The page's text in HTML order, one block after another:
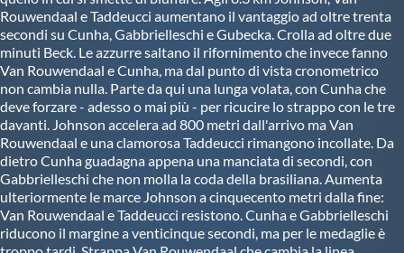
Rouwendaal e Taddeucci aumentano il vantaggio ad oltre trenta
secondi su Cunha, Gabbrielleschi e Gubecka. Crolla ad oltre due
minuti Beck. Le azzurre saltano il rifornimento che invece fanno
Van Rouwendaal e Cunha, ma dal punto di vista cronometrico
non cambia nulla. Parte da qui una lunga volata, con Cunha che
deve forzare - adesso o mai più - per ricucire lo strappo con le tre
davanti. Johnson accelera ad 800 metri dall'arrivo ma Van
Rouwendaal e una clamorosa Taddeucci rimangono incollate. Da
dietro Cunha guadagna appena una manciata di secondi, con
Gabbrielleschi che non molla la coda della brasiliana. Aumenta
ulteriormente le marce Johnson a cinquecento metri dalla fine:
Van Rouwendaal e Taddeucci resistono. Cunha e Gabbrielleschi
riducono il margine a venticinque secondi, ma per le medaglie è